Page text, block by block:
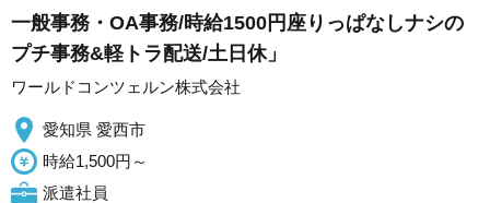
一般事務・OA事務/時給1500円座りっぱなしナシの
プチ事務&軽トラ配送/土日休」
ワールドコンツェルン株式会社
愛知県 愛西市
時給1,500円～
派遣社員